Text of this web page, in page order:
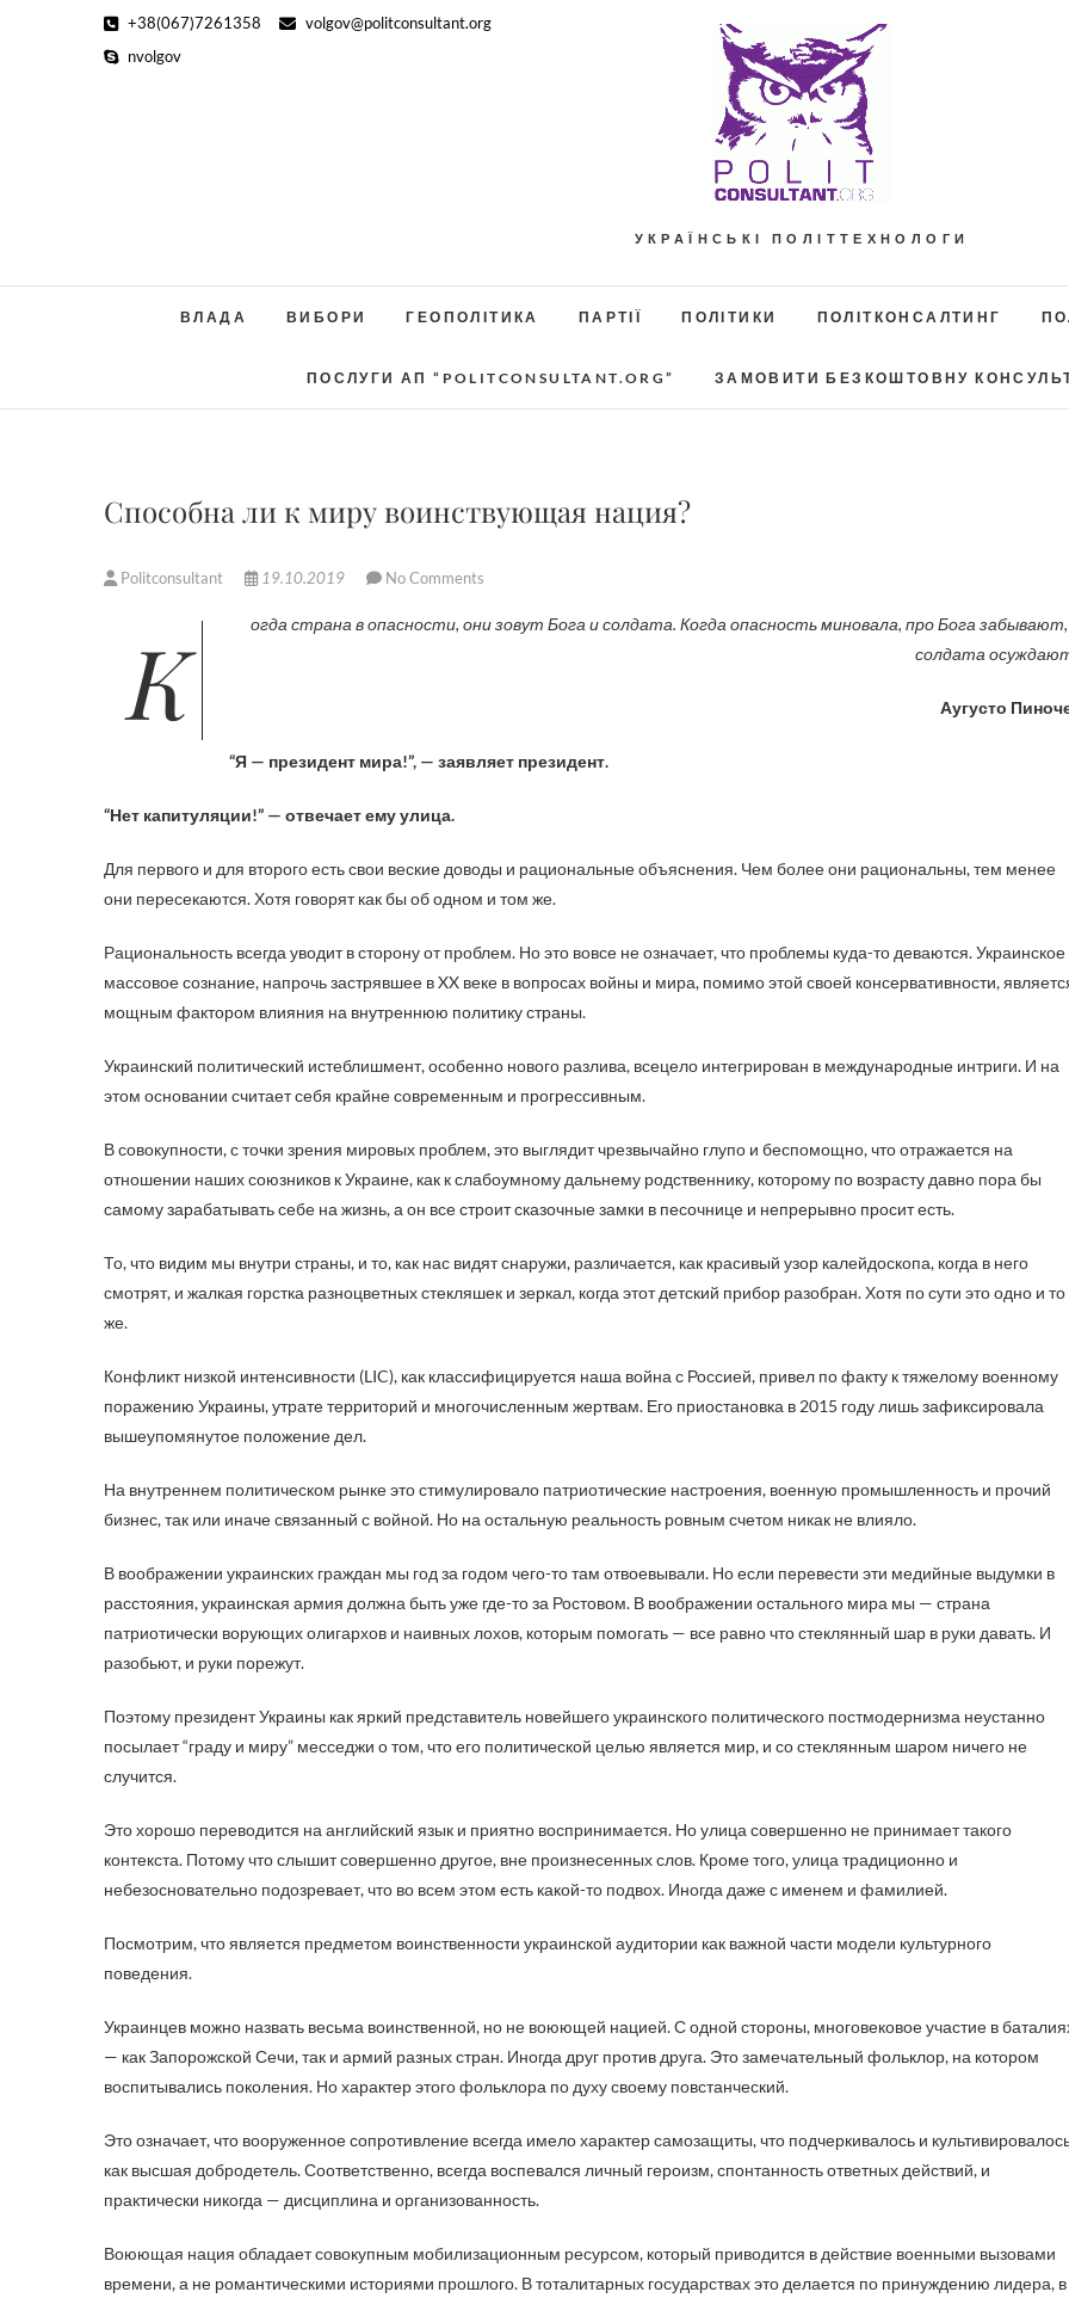
+38(067)7261358
volgov@politconsultant.org
nvolgov
УКРАЇНСЬКІ ПОЛІТТЕХНОЛОГИ
ВЛАДА ВИБОРИ ГЕОПОЛІТИКА ПАРТІЇ ПОЛІТИКИ ПОЛІТКОНСАЛТИНГ
ПОСЛУГИ АП “POLITCONSULTANT.ORG” ЗАМОВИТИ БЕЗКОШТОВНУ
Способна ли к миру воинствующая нация?
Politconsultant 19.10.2019 No Comments
Когда страна в опасности, они зовут Бога и солдата. Когда опасность миновала, про Бога забывают,
солдата
Аугусто
“Я — президент мира!”, — заявляет президент.
“Нет капитуляции!” — отвечает ему улица.
Для первого и для второго есть свои веские доводы и рациональные объяснения. Чем более они рациональны, тем менее
они пересекаются. Хотя говорят как бы об одном и том же.
Рациональность всегда уводит в сторону от проблем. Но это вовсе не означает, что проблемы куда-то деваются. Украинское
массовое сознание, напрочь застрявшее в XX веке в вопросах войны и мира, помимо этой своей консервативности,
мощным фактором влияния на внутреннюю политику страны.
Украинский политический истеблишмент, особенно нового разлива, всецело интегрирован в международные интриги. И на
этом основании считает себя крайне современным и прогрессивным.
В совокупности, с точки зрения мировых проблем, это выглядит чрезвычайно глупо и беспомощно, что отражается на
отношении наших союзников к Украине, как к слабоумному дальнему родственнику, которому по возрасту давно пора бы
самому зарабатывать себе на жизнь, а он все строит сказочные замки в песочнице и непрерывно просит есть.
То, что видим мы внутри страны, и то, как нас видят снаружи, различается, как красивый узор калейдоскопа, когда в него
смотрят, и жалкая горстка разноцветных стекляшек и зеркал, когда этот детский прибор разобран. Хотя по сути это одно и то
же.
Конфликт низкой интенсивности (LIC), как классифицируется наша война с Россией, привел по факту к тяжелому военному
поражению Украины, утрате территорий и многочисленным жертвам. Его приостановка в 2015 году лишь зафиксировала
вышеупомянутое положение дел.
На внутреннем политическом рынке это стимулировало патриотические настроения, военную промышленность и прочий
бизнес, так или иначе связанный с войной. Но на остальную реальность ровным счетом никак не влияло.
В воображении украинских граждан мы год за годом чего-то там отвоевывали. Но если перевести эти медийные выдумки в
расстояния, украинская армия должна быть уже где-то за Ростовом. В воображении остального мира мы — страна
патриотически ворующих олигархов и наивных лохов, которым помогать — все равно что стеклянный шар в руки давать. И
разобьют, и руки порежут.
Поэтому президент Украины как яркий представитель новейшего украинского политического постмодернизма неустанно
посылает “граду и миру” месседжи о том, что его политической целью является мир, и со стеклянным шаром ничего не
случится.
Это хорошо переводится на английский язык и приятно воспринимается. Но улица совершенно не принимает такого
контекста. Потому что слышит совершенно другое, вне произнесенных слов. Кроме того, улица традиционно и
небезосновательно подозревает, что во всем этом есть какой-то подвох. Иногда даже с именем и фамилией.
Посмотрим, что является предметом воинственности украинской аудитории как важной части модели культурного
поведения.
Украинцев можно назвать весьма воинственной, но не воюющей нацией. С одной стороны, многовековое участие в
— как Запорожской Сечи, так и армий разных стран. Иногда друг против друга. Это замечательный фольклор, на котором
воспитывались поколения. Но характер этого фольклора по духу своему повстанческий.
Это означает, что вооруженное сопротивление всегда имело характер самозащиты, что подчеркивалось и
как высшая добродетель. Соответственно, всегда воспевался личный героизм, спонтанность ответных действий, и
практически никогда — дисциплина и организованность.
Воюющая нация обладает совокупным мобилизационным ресурсом, который приводится в действие военными вызовами
времени, а не романтическими историями прошлого. В тоталитарных государствах это делается по принуждению лидера, в